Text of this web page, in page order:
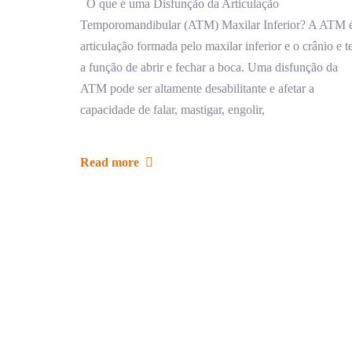
O que é uma Disfunção da Articulação
Temporomandibular (ATM) Maxilar Inferior? A ATM
articulação formada pelo maxilar inferior e o crânio e
a função de abrir e fechar a boca. Uma disfunção da
ATM pode ser altamente desabilitante e afetar a
capacidade de falar, mastigar, engolir,
Read more